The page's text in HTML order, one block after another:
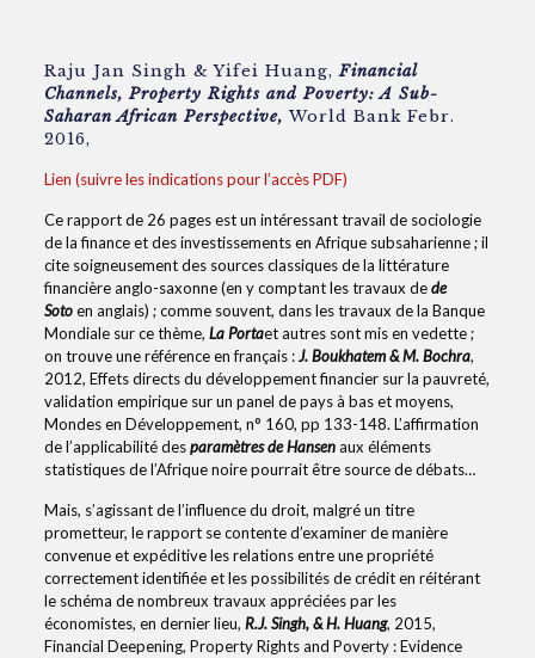
Raju Jan Singh & Yifei Huang,Financial
Channels, Property Rights and Poverty: A Sub-
Saharan African Perspective, World Bank Febr.
2016,
Lien (suivre les indications pour l’accès PDF)
Ce rapport de 26 pages est un intéressant travail de sociologie
de la finance et des investissements en Afrique subsaharienne ; il
cite soigneusement des sources classiques de la littérature
financière anglo-saxonne (en y comptant les travaux dede
Sotoen anglais) ; comme souvent, dans les travaux de la Banque
Mondiale sur ce thème, La Portaet autres sont mis en vedette ;
on trouve une référence en français :J. Boukhatem & M. Bochra,
2012, Effets directs du développement financier sur la pauvreté,
validation empirique sur un panel de pays à bas et moyens,
Mondes en Développement, n° 160, pp 133-148. L’affirmation
de l’applicabilité desparamètres de Hansenaux éléments
statistiques de l’Afrique noire pourrait être source de débats…
Mais, s’agissant de l’influence du droit, malgré un titre
prometteur, le rapport se contente d’examiner de manière
convenue et expéditive les relations entre une propriété
correctement identifiée et les possibilités de crédit en réitérant
le schéma de nombreux travaux appréciées par les
économistes, en dernier lieu, R.J. Singh, & H. Huang, 2015,
Financial Deepening, Property Rights and Poverty : Evidence